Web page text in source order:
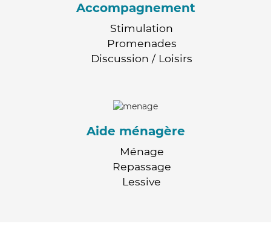
Accompagnement
Stimulation
Promenades
Discussion / Loisirs
Aide ménagère
Ménage
Repassage
Lessive